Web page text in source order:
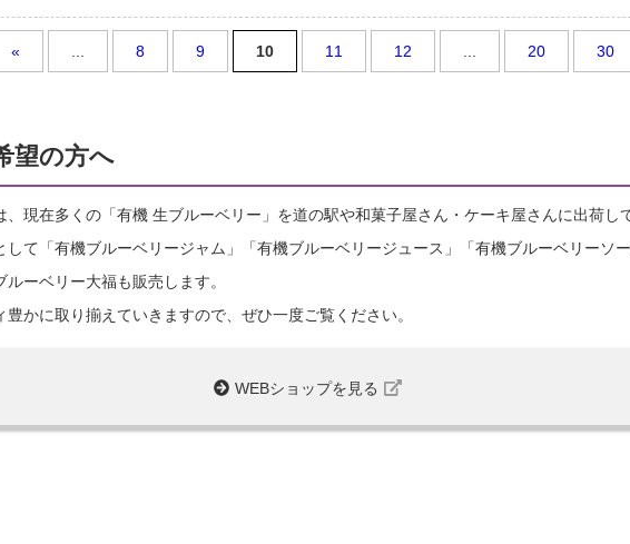
« 8 9 10 11 12 20 30
望の方へ
現在多くの「有機 生ブルーベリー」を道の駅や和菓子屋さん・ケーキ屋さんに出荷し
て「有機ブルーベリージャム」「有機ブルーベリージュース」「有機ブルーベリーソー
ーベリー大福も販売します。
かに取り揃えていきますので、ぜひ一度ご覧ください。
WEBショップを見る